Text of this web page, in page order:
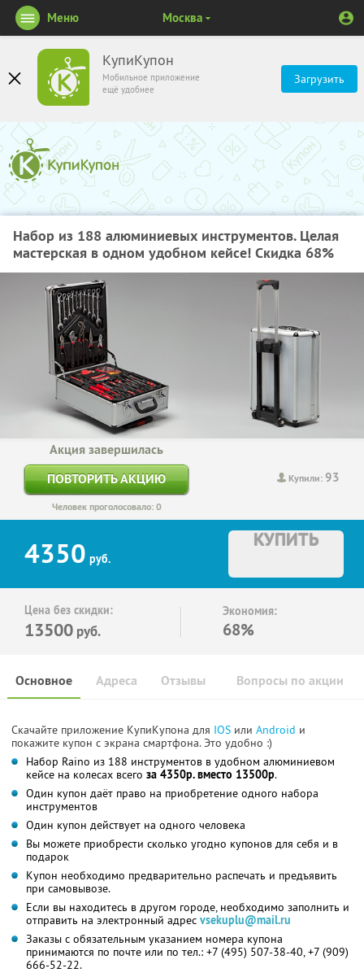
КупиКупон
Мобильное приложение
ещё удобнее
Загрузить
Меню Москва
Набор из 188 алюминиевых инструментов. Целая
мастерская в одном удобном кейсе! Скидка 68%
Купили:93
Акция завершилась
ПОВТОРИТЬ АКЦИЮ
Человек проголосовало: 0
4350 руб.
КУПИТЬ
Цена без скидки:
13500 руб.
Экономия:
68%
Основное Отзывы Вопросы по акции
Адреса
Скачайте приложение КупиКупона для IOS или Android и
покажите купон с экрана смартфона. Это удобно :)
Набор Raino из 188 инструментов в удобном алюминиевом
кейсе на колесах всего за 4350р. вместо 13500р.
Один купон даёт право на приобретение одного набора
инструментов
Один купон действует на одного человека
Вы можете приобрести сколько угодно купонов для себя и в
подарок
Купон необходимо предварительно распечать и предъявить
при самовывозе.
Если вы находитесь в другом городе, необходимо заполнить и
отправить на электронный адрес vsekuplu@mail.ru
Заказы с обязательным указанием номера купона
принимаются по почте или по тел.: +7 (495) 507-38-40, +7 (909)
666-52-22.